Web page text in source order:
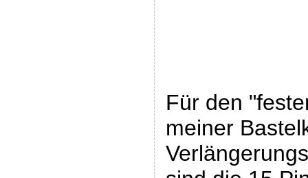
Für den
meiner